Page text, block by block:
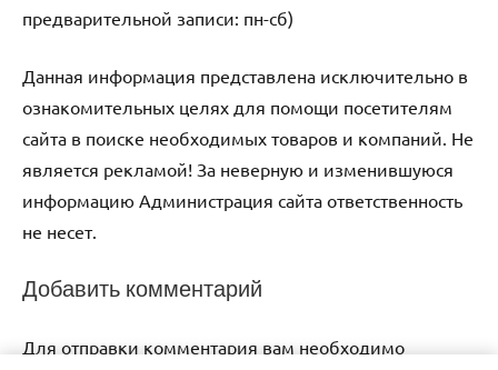
предварительной записи: пн-сб)
Данная информация представлена исключительно в
ознакомительных целях для помощи посетителям
сайта в поиске необходимых товаров и компаний. Не
является рекламой! За неверную и изменившуюся
информацию Администрация сайта ответственность
не несет.
Добавить комментарий
Для отправки комментария вам необходимо